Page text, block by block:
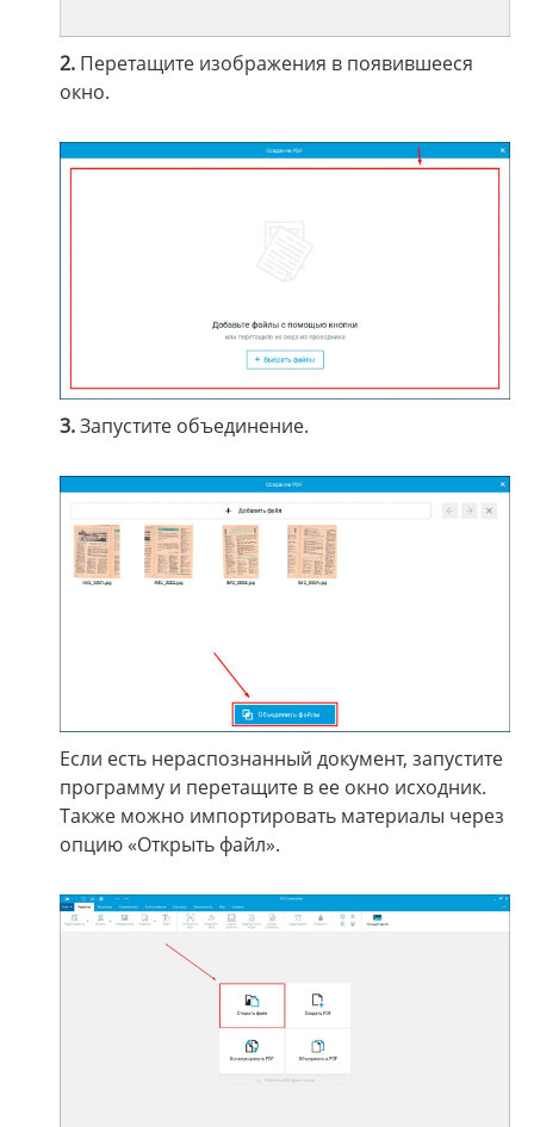
2. Перетащите изображения в появившееся
окно.
3.Запустите объединение.
Если есть нераспознанный документ, запустите
программу и перетащите в ее окно исходник.
Также можно импортировать материалы через
опцию «Открыть файл».